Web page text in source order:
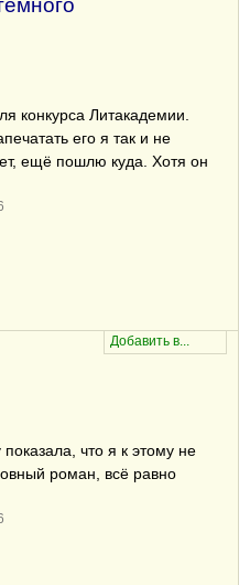
конкурса Литакадемии.
его я так и не
ещё пошлю куда. Хотя он
что я к этому не
роман, всё равно